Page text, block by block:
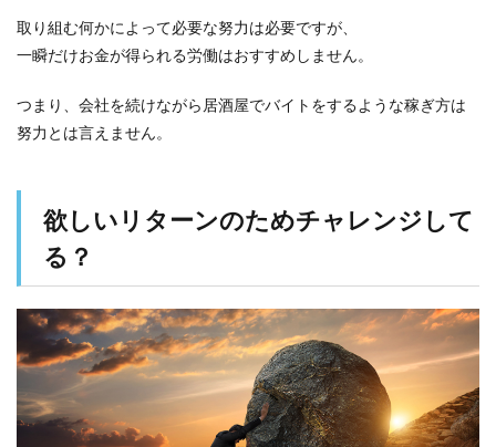
取り組む何かによって必要な努力は必要ですが、
一瞬だけお金が得られる労働はおすすめしません。
つまり、 会社を続けながら居酒屋でバイトをするような稼ぎ方は
努力とは言えません。
欲しいリターンのためチャレンジして
る？